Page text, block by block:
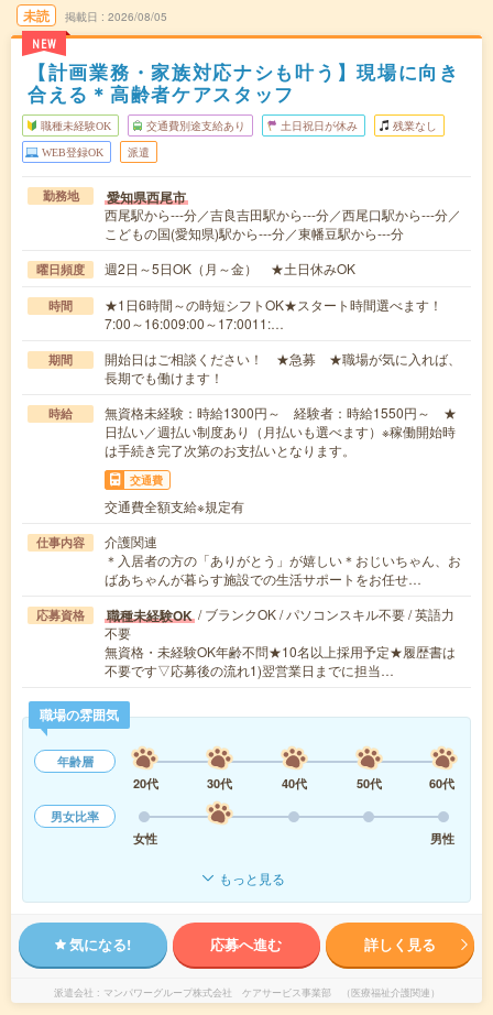
未読
NEW
掲載日 2026/08/05
【計画業務・家族対応ナシも叶う】現場に向き
合える＊高齢者ケアスタッフ
職種未経験OK 交通費別途支給あり 土日祝日が休み 残業なし
WEB登録OK 派遣
勤務地 愛知県西尾市
西尾駅から---分／吉良吉田駅から---分／西尾口駅から---分／
こどもの国(愛知県)駅から---分／東幡豆駅から---分
曜日頻度 週2日～5日OK（月～金） ★土日休みOK
時間
★1日6時間～の時短シフトOK★スタート時間選べます！
7:00～16:009:00～17:0011:…
期間
開始日はご相談ください！ ★急募 ★職場が気に入れば、
長期でも働けます！
時給
無資格未経験：時給1300円～ 経験者：時給1550円～ ★
日払い／週払い制度あり（月払いも選べます）※稼働開始時
は手続き完了次第のお支払いとなります。
交通費
交通費全額支給※規定有
仕事内容
介護関連
＊入居者の方の「ありがとう」が嬉しい＊おじいちゃん、お
ばあちゃんが暮らす施設での生活サポートをお任せ…
応募資格 職種未経験OK / ブランクOK / パソコンスキル不要 / 英語力
不要
無資格・未経験OK年齢不問★10名以上採用予定★履歴書は
不要です▽応募後の流れ1)翌営業日までに担当…
職場の雰囲気
年齢層
20代
30代 40代 50代
60代
男女比率
女性
男性
もっと見る
気になる! 応募へ進む 詳しく見る
派遣会社 マンパワーグループ株式会社 ケアサービス事業部 （医療福祉介護関連）